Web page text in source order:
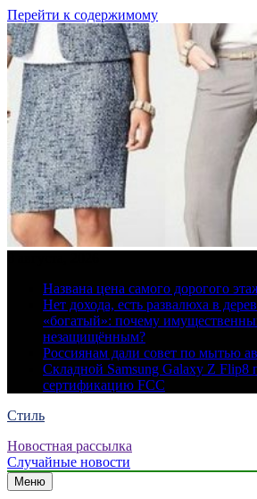
Перейти к содержимому
Названа цена самого дорогого
Нет дохода, есть развалюха в
«богатый»: почему
незащищённым?
Россиянам дали совет по мытью
Складной Samsung Galaxy Z Flip8
сертификацию FCC
Стиль
Новостная рассылка
Случайные новости
Меню